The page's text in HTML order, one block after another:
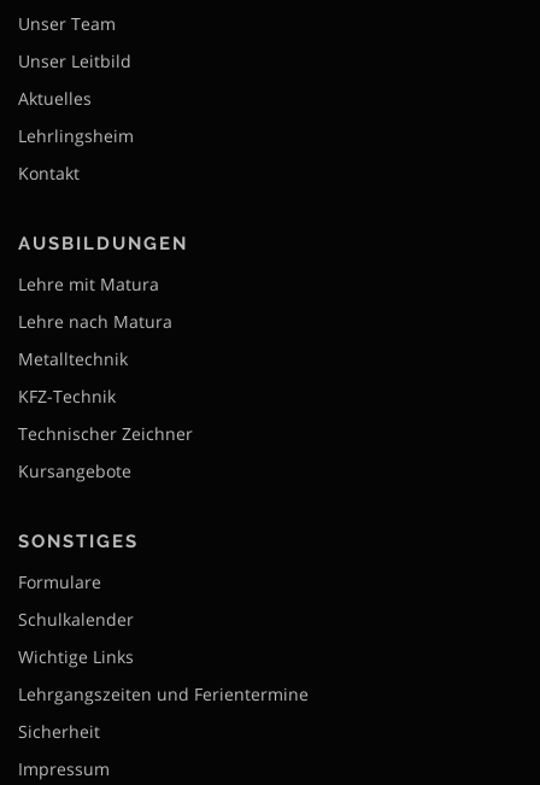
Unser Team
Unser Leitbild
Aktuelles
Lehrlingsheim
Kontakt
AUSBILDUNGEN
Lehre mit Matura
Lehre nach Matura
Metalltechnik
KFZ-Technik
Technischer Zeichner
Kursangebote
SONSTIGES
Formulare
Schulkalender
Wichtige Links
Lehrgangszeiten und Ferientermine
Sicherheit
Impressum